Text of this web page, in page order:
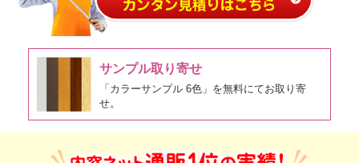
サンプル取り寄せ
「カラーサンプル 6色」を無料にてお取り寄
せ。